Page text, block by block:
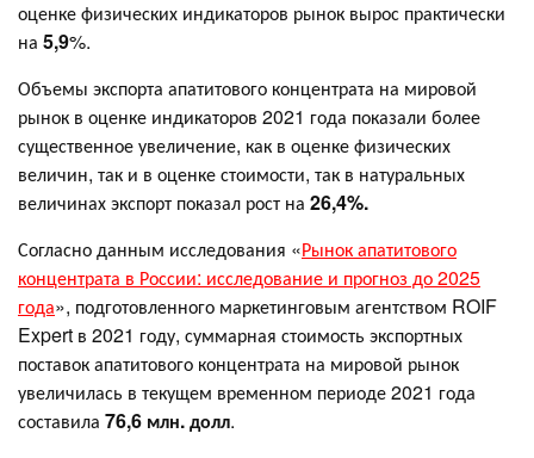
оценке физических индикаторов рынок вырос практически
на 5,9%.
Объемы экспорта апатитового концентрата на мировой
рынок в оценке индикаторов 2021 года показали более
существенное увеличение, как в оценке физических
величин, так и в оценке стоимости, так в натуральных
величинах экспорт показал рост на 26,4%.
Согласно данным исследования «Рынок апатитового
концентрата в России: исследование и прогноз до 2025
года», подготовленного маркетинговым агентством ROIF
Expert в 2021 году, суммарная стоимость экспортных
поставок апатитового концентрата на мировой рынок
увеличилась в текущем временном периоде 2021 года
составила 76,6 млн. долл.